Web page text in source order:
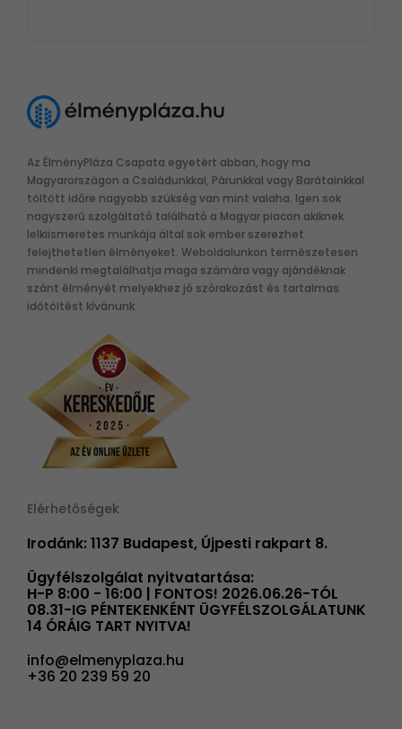
Az ÉlményPláza Csapata egyetért abban, hogy ma
Magyarországon a Családunkkal, Párunkkal vagy Barátainkkal
töltött időre nagyobb szükség van mint valaha. Igen sok
nagyszerű szolgáltató található a Magyar piacon akiknek
lelkiismeretes munkája által sok ember szerezhet
felejthetetlen élményeket. Weboldalunkon természetesen
mindenki megtalálhatja maga számára vagy ajándéknak
szánt élményét melyekhez jó szórakozást és tartalmas
időtöltést kívánunk.
Elérhetőségek
Irodánk: 1137 Budapest, Újpesti rakpart 8.
Ügyfélszolgálat nyitvatartása:
H-P 8:00 - 16:00 | FONTOS! 2026.06.26-TÓL
08.31-IG PÉNTEKENKÉNT ÜGYFÉLSZOLGÁLATUNK
14 ÓRÁIG TART NYITVA!
info@elmenyplaza.hu
+36 20 239 59 20